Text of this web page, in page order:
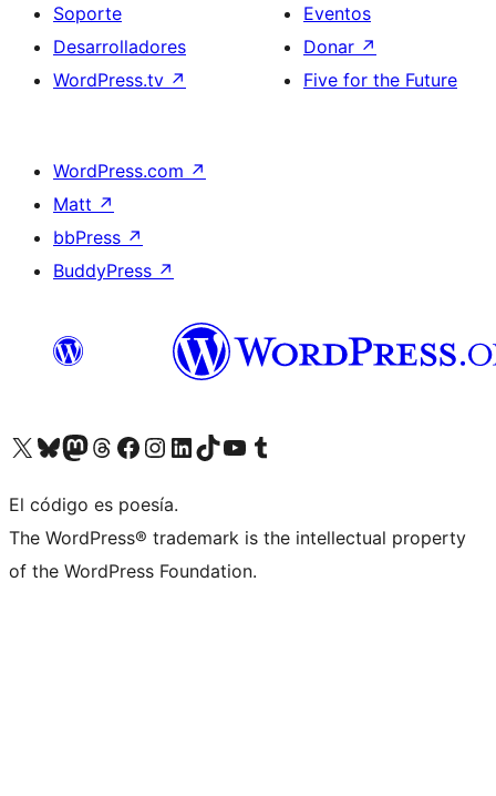
Soporte
Desarrolladores
WordPress.tv ↗
Eventos
Donar ↗
Five for the Future
WordPress.com ↗
Matt ↗
bbPress ↗
BuddyPress ↗
Visitá nuestra cuenta de X (anteriormente Twitter)
Visitá nuestra cuenta de Bluesky
Visitá nuestra cuenta de Mastodon
Visitá nuestra cuenta de Threads
Visitá nuestra página de Facebook
Visitá nuestra cuenta de Instagram
Visitá nuestra cuenta de LinkedIn
Visitá nuestra cuenta de TikTok
Visitá nuestro canal de YouTube
Visitá nuestra cuenta de Tumblr
El código es poesía.
The WordPress® trademark is the intellectual property
of the WordPress Foundation.